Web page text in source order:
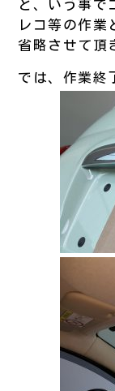
レコ等の作業
省略させて頂
では、作業終